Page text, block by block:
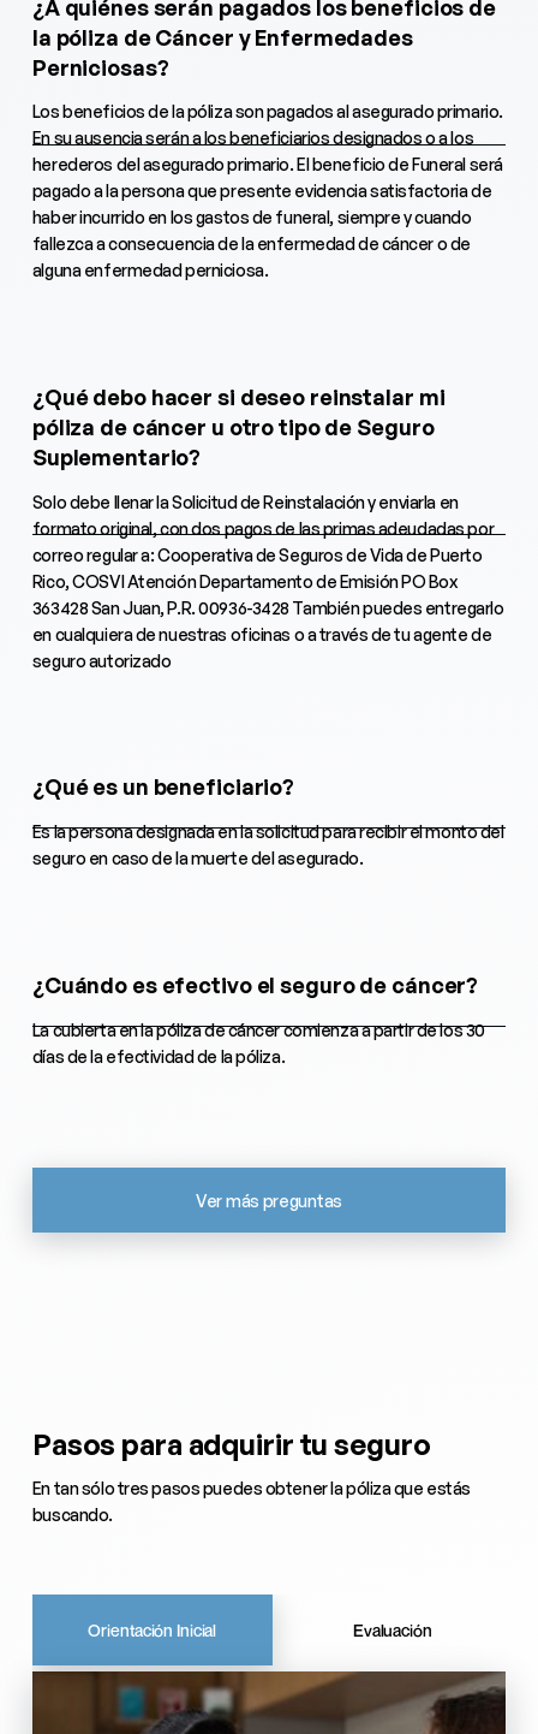
¿A quiénes serán pagados los beneficios de
la póliza de Cáncer y Enfermedades
Perniciosas?
Los beneficios de la póliza son pagados al asegurado primario.
En su ausencia serán a los beneficiarios designados o a los
herederos del asegurado primario. El beneficio de Funeral será
pagado a la persona que presente evidencia satisfactoria de
haber incurrido en los gastos de funeral, siempre y cuando
fallezca a consecuencia de la enfermedad de cáncer o de
alguna enfermedad perniciosa.
¿Qué debo hacer si deseo reinstalar mi
póliza de cáncer u otro tipo de Seguro
Suplementario?
Solo debe llenar la Solicitud de Reinstalación y enviarla en
formato original, con dos pagos de las primas adeudadas por
correo regular a: Cooperativa de Seguros de Vida de Puerto
Rico, COSVI Atención Departamento de Emisión PO Box
363428 San Juan, P.R. 00936-3428 También puedes entregarlo
en cualquiera de nuestras oficinas o a través de tu agente de
seguro autorizado
¿Qué es un beneficiario?
Es la persona designada en la solicitud para recibir el monto del
seguro en caso de la muerte del asegurado.
¿Cuándo es efectivo el seguro de cáncer?
La cubierta en la póliza de cáncer comienza a partir de los 30
días de la efectividad de la póliza.
Ver más preguntas
Pasos para adquirir tu seguro
En tan sólo tres pasos puedes obtener la póliza que estás
buscando.
Orientación Inicial Evaluación